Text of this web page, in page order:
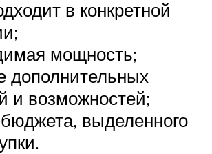
в конкретной
мощность;
дополнительных
и возможностей;
выделенного